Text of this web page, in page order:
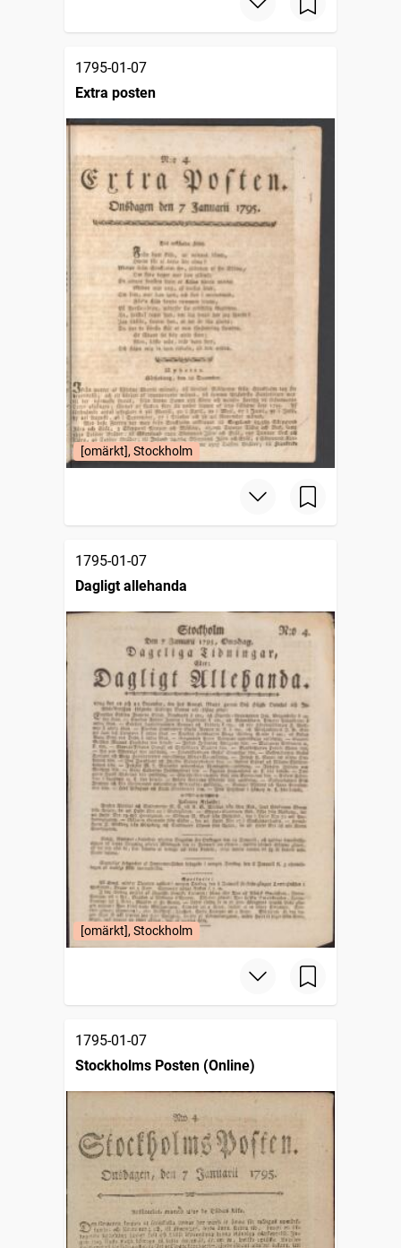
1795-01-07
Extra posten
[omärkt], Stockholm
1795-01-07
Dagligt allehanda
[omärkt], Stockholm
1795-01-07
Stockholms Posten (Online)